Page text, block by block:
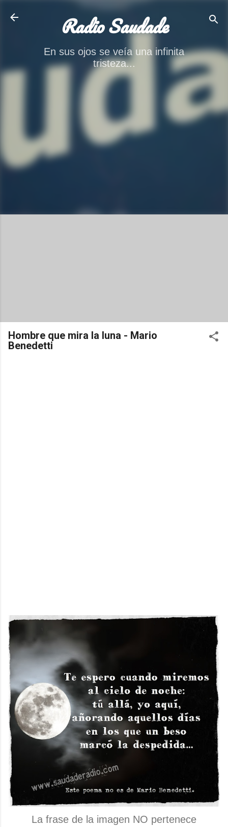
Radio Saudade
En sus ojos se veía una infinita
tristeza...
Hombre que mira la luna - Mario
Benedetti
La frase de la imagen NO pertenece